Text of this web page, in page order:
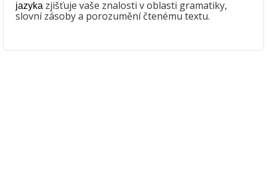
jazyka zjišťuje vaše znalosti v oblasti gramatiky,
slovní zásoby a porozumění čtenému textu.